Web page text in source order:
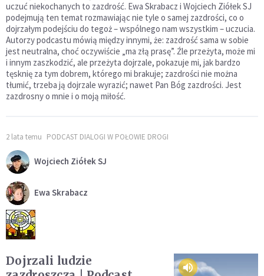
uczuć niekochanych to zazdrość. Ewa Skrabacz i Wojciech Ziółek SJ
podejmują ten temat rozmawiając nie tyle o samej zazdrości, co o
dojrzałym podejściu do tegoż – wspólnego nam wszystkim – uczucia.
Autorzy podcastu mówią między innymi, że: zazdrość sama w sobie
jest neutralna, choć oczywiście „ma złą prasę”. Źle przeżyta, może mi
i innym zaszkodzić, ale przeżyta dojrzale, pokazuje mi, jak bardzo
tęsknię za tym dobrem, którego mi brakuje; zazdrości nie można
tłumić, trzeba ją dojrzale wyrazić; nawet Pan Bóg zazdrości. Jest
zazdrosny o mnie i o moją miłość.
2 lata temu PODCAST DIALOGI W POŁOWIE DROGI
Wojciech Ziółek SJ
Ewa Skrabacz
Dojrzali ludzie